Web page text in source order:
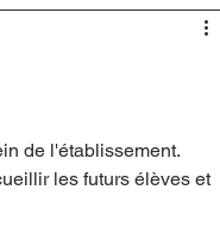
de l'établissement.
les futurs élèves et